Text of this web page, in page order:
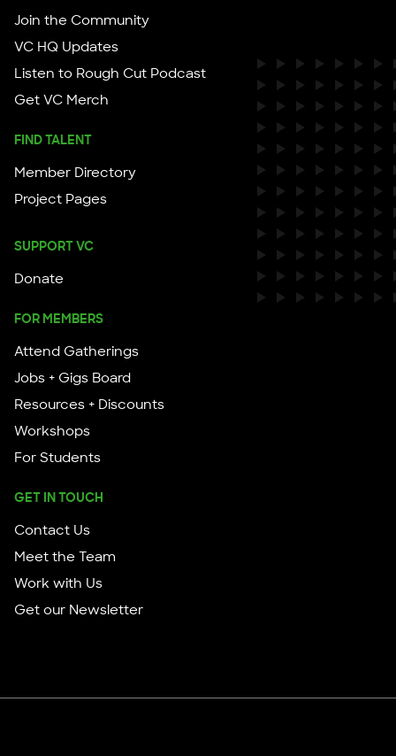
Join the Community
VC HQ Updates
Listen to Rough Cut Podcast
Get VC Merch
FIND TALENT
Member Directory
Project Pages
SUPPORT VC
Donate
FOR MEMBERS
Attend Gatherings
Jobs + Gigs Board
Resources + Discounts
Workshops
For Students
GET IN TOUCH
Contact Us
Meet the Team
Work with Us
Get our Newsletter